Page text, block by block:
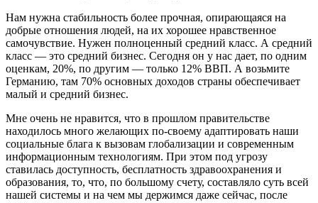
Нам нужна стабильность более прочная, опирающаяся на
добрые отношения людей, на их хорошее нравственное
самочувствие. Нужен полноценный средний класс. А средний
класс — это средний бизнес. Сегодня он у нас дает, по одним
оценкам, 20%, по другим — только 12% ВВП. А возьмите
Германию, там 70% основных доходов страны обеспечивает
малый и средний бизнес.
Мне очень не нравится, что в прошлом правительстве
находилось много желающих по-своему адаптировать наши
социальные блага к вызовам глобализации и современным
информационным технологиям. При этом под угрозу
ставилась доступность, бесплатность здравоохранения и
образования, то, что, по большому счету, составляло суть всей
нашей системы и на чем мы держимся даже сейчас, после